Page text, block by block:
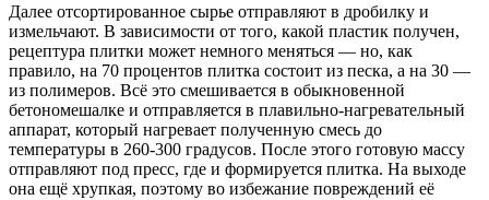
Далее отсортированное сырье отправляют в дробилку и
измельчают. В зависимости от того, какой пластик получен,
рецептура плитки может немного меняться — но, как
правило, на 70 процентов плитка состоит из песка, а на 30 —
из полимеров. Всё это смешивается в обыкновенной
бетономешалке и отправляется в плавильно-нагревательный
аппарат, который нагревает полученную смесь до
температуры в 260-300 градусов. После этого готовую массу
отправляют под пресс, где и формируется плитка. На выходе
она ещё хрупкая, поэтому во избежание повреждений её